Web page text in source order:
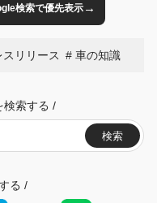
検索で優先表示→
リリース 車の知識
検索する /
検索
る /